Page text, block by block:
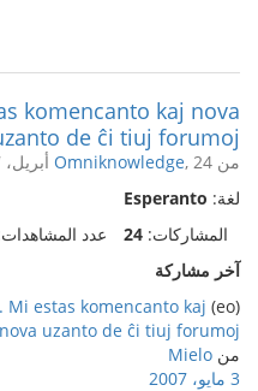
komencanto kaj nova
de ĉi tiuj forumoj.
من Omniknowledge, 24 أبريل، 2007
لغة: Esperanto
المشاركات: 24 عدد
آخر مشاركة
(eo)
Mi estas komencanto kaj
nova uzanto de ĉi tiuj forumoj.
من Mielo
3 مايو، 2007